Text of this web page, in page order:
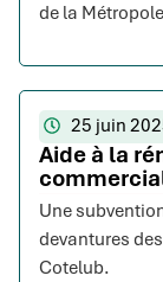
de la
25 juin
Aide à la
Une
devantures
Cotelub.